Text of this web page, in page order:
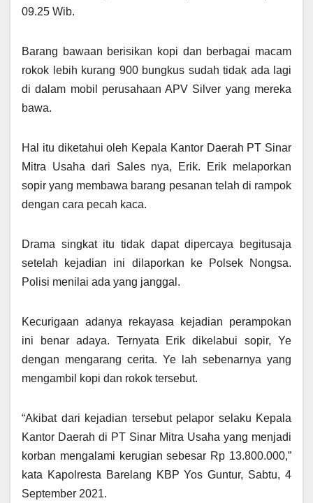
09.25 Wib.
Barang bawaan berisikan kopi dan berbagai macam
rokok lebih kurang 900 bungkus sudah tidak ada lagi
di dalam mobil perusahaan APV Silver yang mereka
bawa.
Hal itu diketahui oleh Kepala Kantor Daerah PT Sinar
Mitra Usaha dari Sales nya, Erik. Erik melaporkan
sopir yang membawa barang pesanan telah di rampok
dengan cara pecah kaca.
Drama singkat itu tidak dapat dipercaya begitusaja
setelah kejadian ini dilaporkan ke Polsek Nongsa.
Polisi menilai ada yang janggal.
Kecurigaan adanya rekayasa kejadian perampokan
ini benar adaya. Ternyata Erik dikelabui sopir, Ye
dengan mengarang cerita. Ye lah sebenarnya yang
mengambil kopi dan rokok tersebut.
“Akibat dari kejadian tersebut pelapor selaku Kepala
Kantor Daerah di PT Sinar Mitra Usaha yang menjadi
korban mengalami kerugian sebesar Rp 13.800.000,”
kata Kapolresta Barelang KBP Yos Guntur, Sabtu, 4
September 2021.